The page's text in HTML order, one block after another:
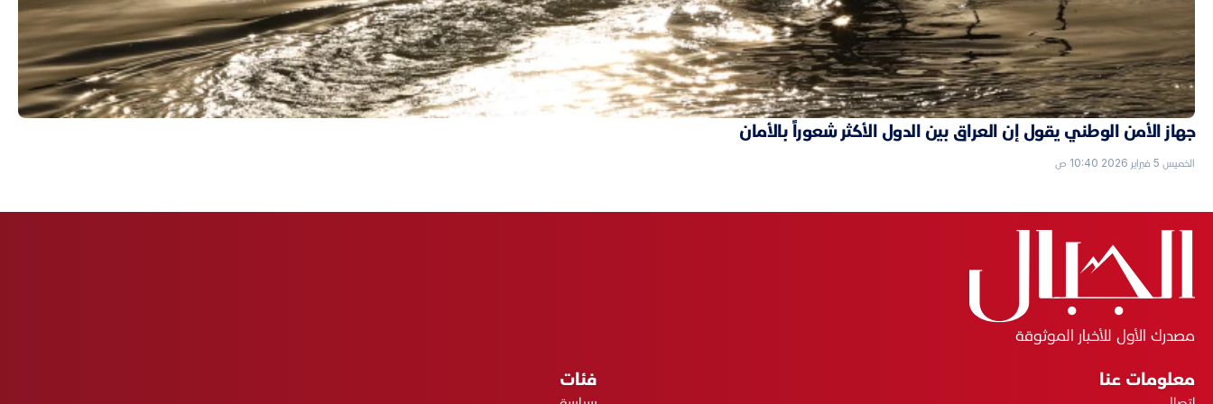
جهاز الأمن الوطني يقول إن العراق بين الدول الأكثر شعوراً بالأمان
الخميس 5 فبراير 2026 10:40 ص
مصدرك الأول للأخبار الموثوقة
معلومات عنا فئات